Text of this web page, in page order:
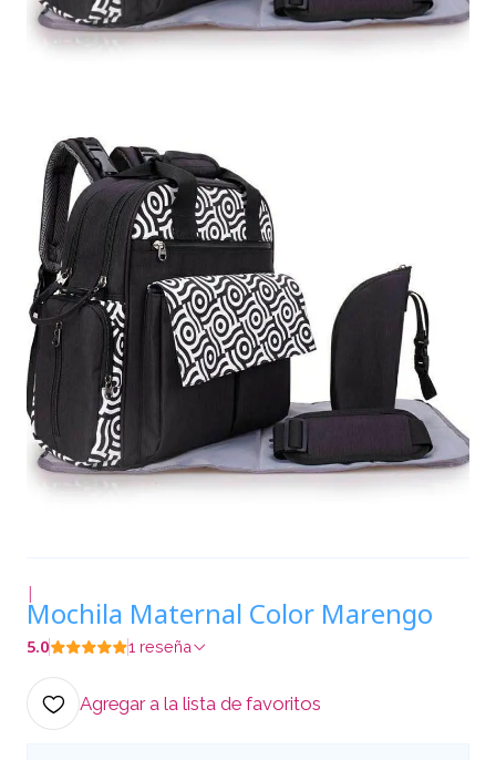
|
Mochila Maternal Color Marengo
5.0 1 reseña
Agregar a la lista de favoritos